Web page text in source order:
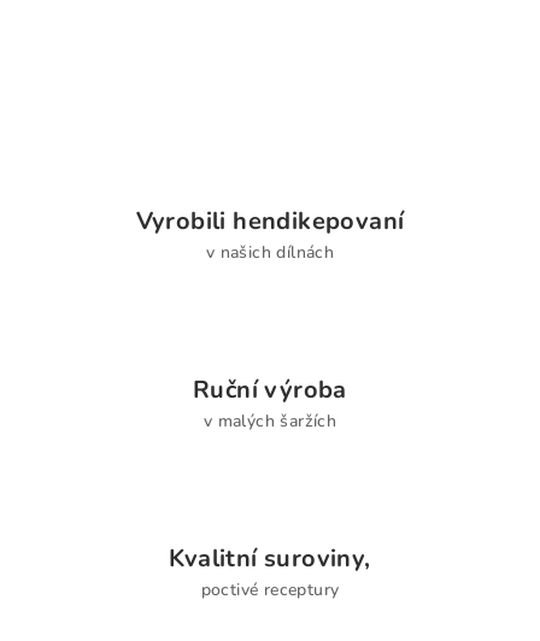
Vyrobili hendikepovaní
v našich dílnách
Ruční výroba
v malých šaržích
Kvalitní suroviny,
poctivé receptury